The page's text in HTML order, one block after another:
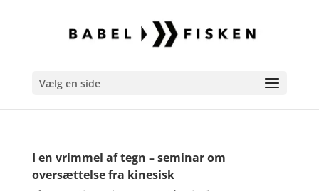
Vælg en side
I en vrimmel af tegn – seminar om
oversættelse fra kinesisk